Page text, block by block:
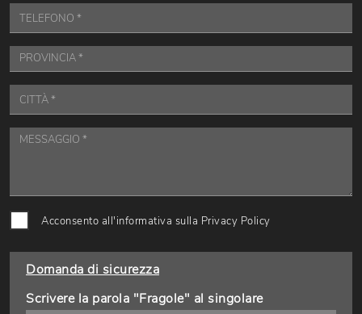
Acconsento all'informativa sulla Privacy Policy
Domanda di sicurezza
Scrivere la parola "Fragole" al singolare